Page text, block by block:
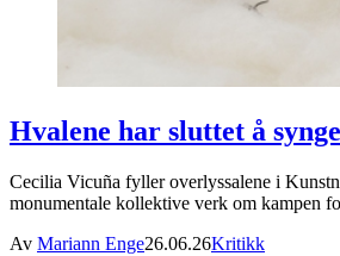
Hvalene har sluttet å synge
Cecilia Vicuña fyller overlyssalene i
monumentale kollektive verk om kampen
Av Mariann Enge26.06.26Kritikk